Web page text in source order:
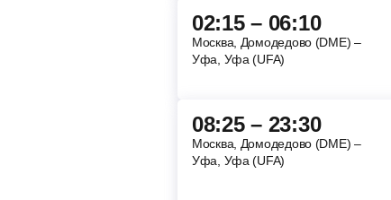
02:15 – 06:10
Москва, Домодедово (DME) –
Уфа, Уфа (UFA)
08:25 – 23:30
Москва, Домодедово (DME) –
Уфа, Уфа (UFA)